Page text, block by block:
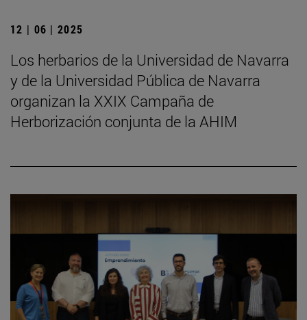
12 | 06 | 2025
Los herbarios de la Universidad de Navarra
y de la Universidad Pública de Navarra
organizan la XXIX Campaña de
Herborización conjunta de la AHIM